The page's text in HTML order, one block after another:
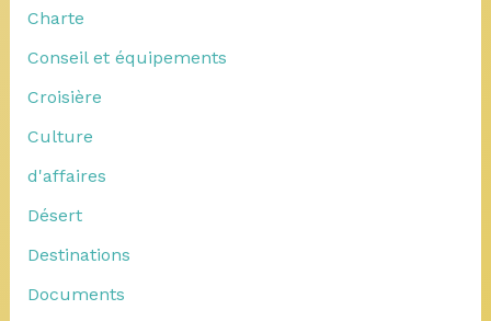
Charte
Conseil et équipements
Croisière
Culture
d'affaires
Désert
Destinations
Documents